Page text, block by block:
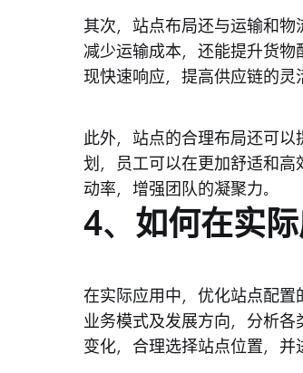
其次，站点布局还与运输和
减少运输成本，还能提升货
现快速响应，提高供应链的灵
此外，站点的合理布局还可
划，员工可以在更加舒适和
动率，增强团队的凝聚力。
4、如何在实
在实际应用中，优化站点配置
业务模式及发展方向，分析
变化，合理选择站点位置，并